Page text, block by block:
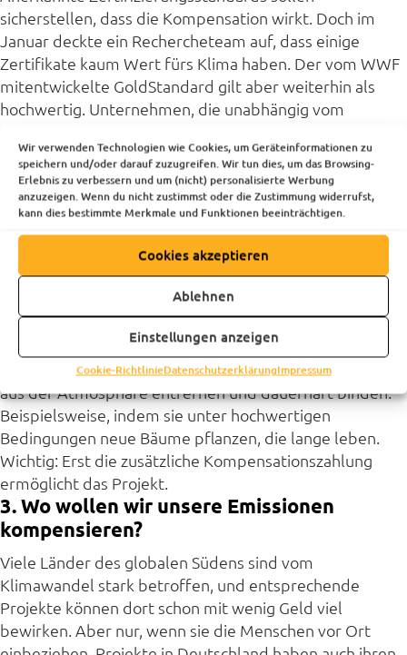
Wir verwenden Technologien wie Cookies, um Geräteinformationen zu
speichern und/oder darauf zuzugreifen. Wir tun dies, um das Browsing-
Erlebnis zu verbessern und um (nicht) personalisierte Werbung
anzuzeigen. Wenn du nicht zustimmst oder die Zustimmung widerrufst,
kann dies bestimmte Merkmale und Funktionen beeinträchtigen.
Cookies akzeptieren
Ablehnen
Einstellungen anzeigen
Cookie-RichtlinieDatenschutzerklärungImpressum
sicherstellen, dass die Kompensation wirkt. Doch im
Januar deckte ein Rechercheteam auf, dass einige
Zertifikate kaum Wert fürs Klima haben. Der vom WWF
mitentwickelte GoldStandard gilt aber weiterhin als
hochwertig. Unternehmen, die unabhängig vom
selbstgewählte Organisationen und Projekte spenden.
Sie sollten sich besonders intensiv mit den nächsten
beiden Fragen und potenziellen Partnern
auseinandersetzen.
2. Wie wollen wir für weniger CO2 in der
Atmosphäre sorgen?
Entweder unterstützt man Projekte, die verhindern,
dass CO2 ausgestoßen wird. Beispielsweise indem die
offene Feuerstelle zum Kochen durch einen Lehmofen
abgelöst wird. Oder man unterstützt Projekte, die CO2
aus der Atmosphäre entfernen und dauerhaft binden.
Beispielsweise, indem sie unter hochwertigen
Bedingungen neue Bäume pflanzen, die lange leben.
Wichtig: Erst die zusätzliche Kompensationszahlung
ermöglicht das Projekt.
3. Wo wollen wir unsere Emissionen
kompensieren?
Viele Länder des globalen Südens sind vom
Klimawandel stark betroffen, und entsprechende
Projekte können dort schon mit wenig Geld viel
bewirken. Aber nur, wenn sie die Menschen vor Ort